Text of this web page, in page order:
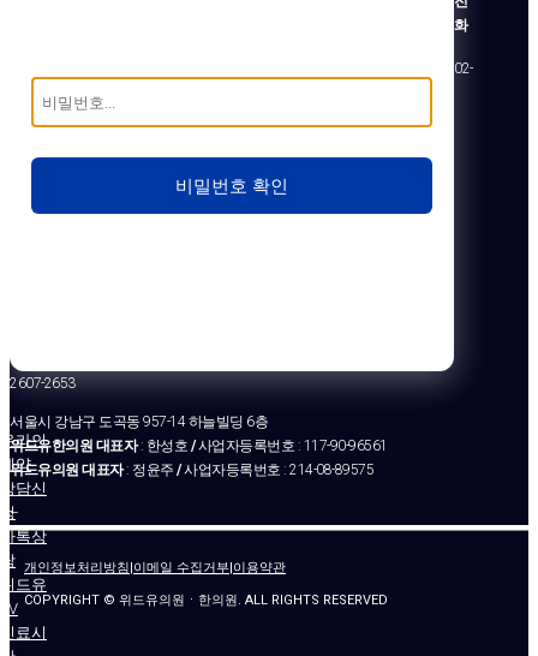
비밀번호 확인
화
02-
2607-2653
서울시 강남구 도곡동 957-14 하늘빌딩 6층
위드유한의원 대표자: 한성호 /사업자등록번호 : 117-90-96561
위드유의원 대표자: 정윤주 /사업자등록번호 : 214-08-89575
–
개인정보처리방침|이메일 수집거부|이용약관
COPYRIGHT © 위드유의원ㆍ한의원. ALL RIGHTS RESERVED
온라인
예약
상담신
청
카톡상
담
위드유
TV
진료시